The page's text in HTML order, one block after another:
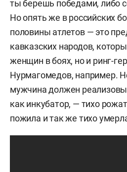
ты берешь победами, либо
Но опять же в российских
половины атлетов — это
кавказских народов,
женщин в боях, но и ринг-
Нурмагомедов, например.
мужчина должен
как инкубатор, — тихо
пожила и так же тихо